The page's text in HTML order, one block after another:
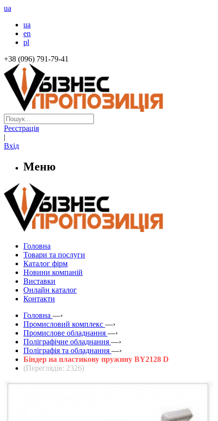
ua
ua
en
pl
+38 (096) 791-79-41
Реєстрація
|
Вхід
Меню
Головна
Товари та послуги
Каталог фірм
Новини компаній
Виставки
Онлайн каталог
Контакти
Головна —›
Промисловий комплекс —›
Промислове обладнання —›
Поліграфічне обладнання —›
Поліграфія та обладнання —›
Біндер на пластикову пружину BY2128 D
(Переглядів: 2326)